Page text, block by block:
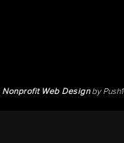
Nonprofit Web Designby